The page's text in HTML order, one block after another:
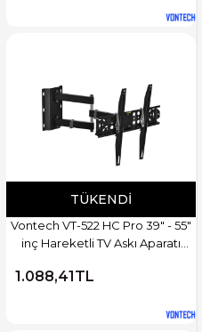
TÜKENDI
Vontech VT-522 HC Pro 39" - 55"
inç Hareketli TV Askı Aparatı
1.088,41TL